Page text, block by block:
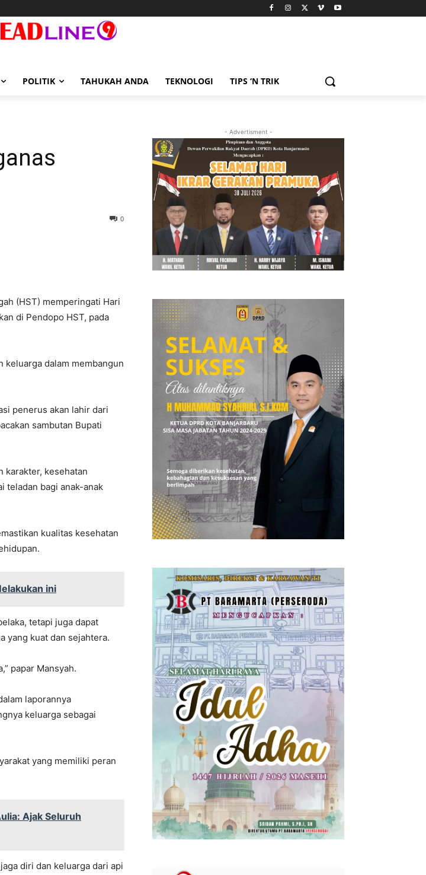
POLITIK TAHUKAH ANDA TEKNOLOGI TIPS ‘N TRIK
0
(HST) memperingati Hari
di Pendopo HST, pada
keluarga dalam membangun
penerus akan lahir dari
sambutan Bupati
karakter, kesehatan
teladan bagi anak-anak
kualitas kesehatan
ini
tetapi juga dapat
yang kuat dan sejahtera.
papar Mansyah.
laporannya
keluarga sebagai
yang memiliki peran
Ajak Seluruh
diri dan keluarga dari api
- Advertisment -